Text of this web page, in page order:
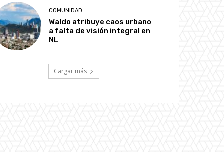
COMUNIDAD
Waldo atribuye caos urbano
a falta de visión integral en
NL
Cargar más